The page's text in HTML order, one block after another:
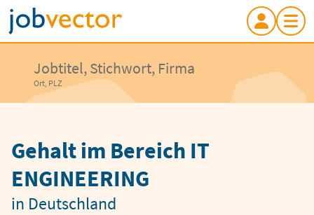
Jobtitel, Stichwort, Firma
Ort, PLZ
Gehalt im Bereich IT
ENGINEERING
in Deutschland